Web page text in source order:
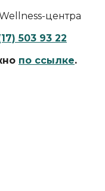
центра
503 93 22
по ссылке.